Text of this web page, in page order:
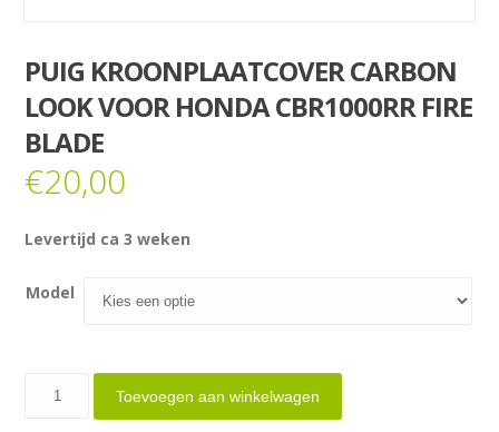
PUIG KROONPLAATCOVER CARBON
LOOK VOOR HONDA CBR1000RR FIRE
BLADE
€20,00
Levertijd ca 3 weken
Model
PUIG
Kroonplaatcover
Toevoegen aan winkelwagen